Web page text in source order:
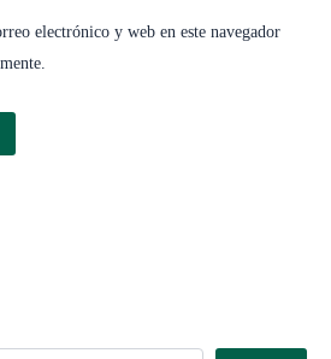
electrónico y web en este navegador